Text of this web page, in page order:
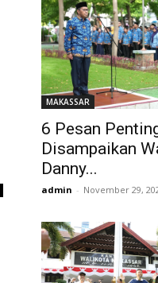
MAKASSAR
6 Pesan
Disampaikan
Danny...
admin - November 29,